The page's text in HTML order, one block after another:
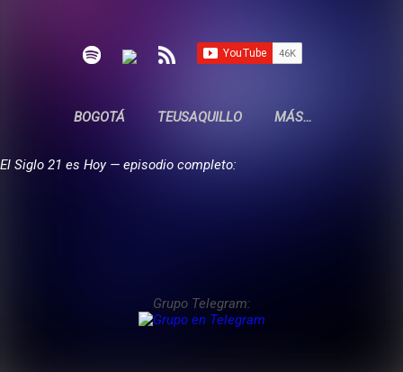
BOGOTÁ TEUSAQUILLO MÁS…
El Siglo 21 es Hoy — episodio completo:
Grupo Telegram: